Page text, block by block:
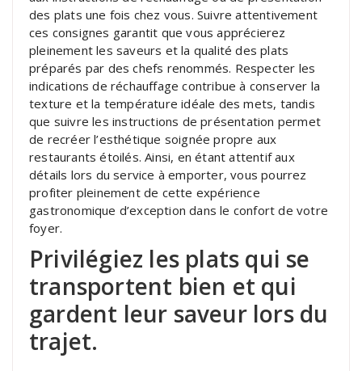
des plats une fois chez vous. Suivre attentivement
ces consignes garantit que vous apprécierez
pleinement les saveurs et la qualité des plats
préparés par des chefs renommés. Respecter les
indications de réchauffage contribue à conserver la
texture et la température idéale des mets, tandis
que suivre les instructions de présentation permet
de recréer l’esthétique soignée propre aux
restaurants étoilés. Ainsi, en étant attentif aux
détails lors du service à emporter, vous pourrez
profiter pleinement de cette expérience
gastronomique d’exception dans le confort de votre
foyer.
Privilégiez les plats qui se
transportent bien et qui
gardent leur saveur lors du
trajet.